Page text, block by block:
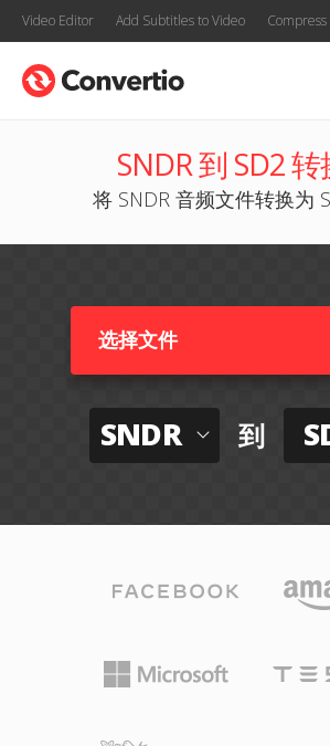
Video Editor Add Subtitles to Video
SNDR 到 SD2
将 SNDR 音频文件转换为
选择文件
SNDR 到